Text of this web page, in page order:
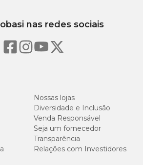
Nossas lojas
Diversidade e Inclusão
Venda Responsável
Seja um fornecedor
Transparência
Relações com Investidores
nas redes sociais